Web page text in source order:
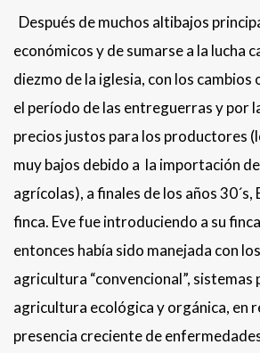
Después de muchos altibajos
económicos y de sumarse a la lucha
diezmo de la iglesia, con los
el período de las entreguerras y por
precios justos para los productores
muy bajos debido a la importación
agrícolas), a finales de los años
finca. Eve fue introduciendo a su
entonces había sido manejada con
agricultura “convencional”,
agricultura ecológica y orgánica, en
presencia creciente de